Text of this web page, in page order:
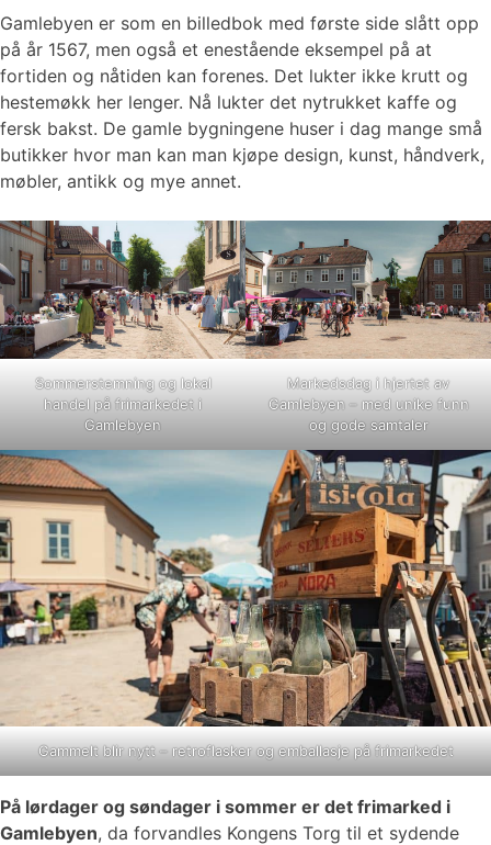
Gamlebyen er som en billedbok med første side slått opp
på år 1567, men også et enestående eksempel på at
fortiden og nåtiden kan forenes. Det lukter ikke krutt og
hestemøkk her lenger. Nå lukter det nytrukket kaffe og
fersk bakst. De gamle bygningene huser i dag mange små
butikker hvor man kan man kjøpe design, kunst, håndverk,
møbler, antikk og mye annet.
Sommerstemning og lokal
handel på frimarkedet i
Gamlebyen
Markedsdag i hjertet av
Gamlebyen – med unike funn
og gode samtaler
Gammelt blir nytt – retroflasker og emballasje på frimarkedet
På lørdager og søndager i sommer er det frimarked i
Gamlebyen, da forvandles Kongens Torg til et sydende